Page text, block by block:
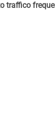
traffico